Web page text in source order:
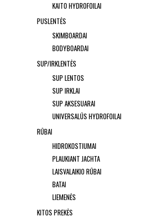
KAITO HYDROFOILAI
PUSLENTĖS
SKIMBOARDAI
BODYBOARDAI
SUP/IRKLENTĖS
SUP LENTOS
SUP IRKLAI
SUP AKSESUARAI
UNIVERSALŪS HYDROFOILAI
RŪBAI
HIDROKOSTIUMAI
PLAUKIANT JACHTA
LAISVALAIKIO RŪBAI
BATAI
LIEMENĖS
KITOS PREKĖS